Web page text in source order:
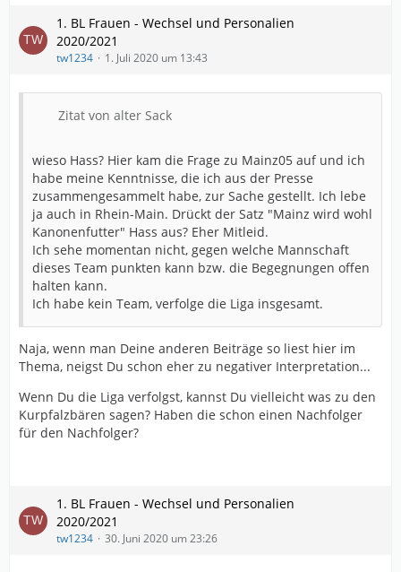
1. BL Frauen - Wechsel und Personalien
2020/2021
tw1234 1. Juli 2020 um 13:43
Zitat von alter Sack
wieso Hass? Hier kam die Frage zu Mainz05 auf und ich
habe meine Kenntnisse, die ich aus der Presse
zusammengesammelt habe, zur Sache gestellt. Ich lebe
ja auch in Rhein-Main. Drückt der Satz "Mainz wird wohl
Kanonenfutter" Hass aus? Eher Mitleid.
Ich sehe momentan nicht, gegen welche Mannschaft
dieses Team punkten kann bzw. die Begegnungen offen
halten kann.
Ich habe kein Team, verfolge die Liga insgesamt.
Naja, wenn man Deine anderen Beiträge so liest hier im
Thema, neigst Du schon eher zu negativer Interpretation...
Wenn Du die Liga verfolgst, kannst Du vielleicht was zu den
Kurpfalzbären sagen? Haben die schon einen Nachfolger
für den Nachfolger?
1. BL Frauen - Wechsel und Personalien
2020/2021
tw1234 30. Juni 2020 um 23:26